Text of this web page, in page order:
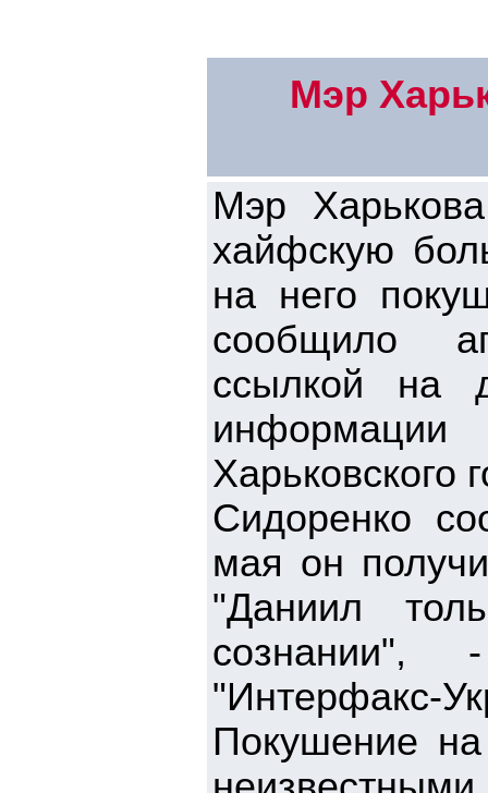
Мэр
Мэр
хайфскую
на него
сообщило
ссылкой на
Харьковского
Сидоренко
мая он
"Даниил
сознании",
"Интерфакс-
Покушение